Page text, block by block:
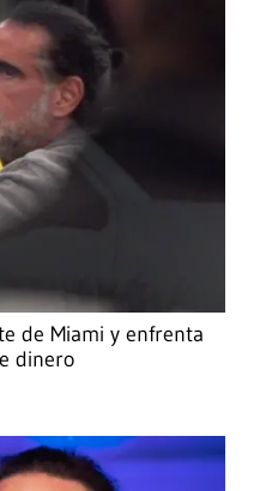
de Miami y enfrenta
dinero